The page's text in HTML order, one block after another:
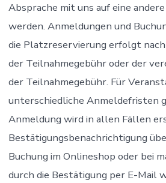
Absprache mit uns auf eine
werden. Anmeldungen und
die Platzreservierung erfolgt
der Teilnahmegebühr oder der
der Teilnahmegebühr. Für
unterschiedliche Anmeldefristen
Anmeldung wird in allen Fällen
Bestätigungsbenachrichtigung
Buchung im Onlineshop oder bei
durch die Bestätigung per E-Mail